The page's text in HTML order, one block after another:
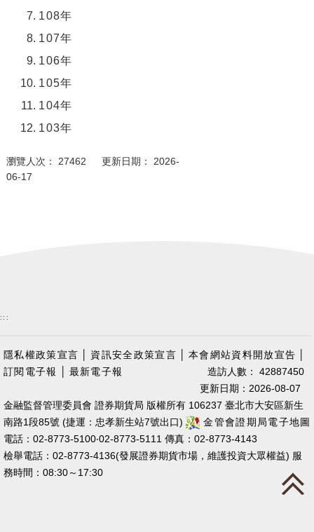
108年
107年
106年
105年
104年
103年
瀏覽人次： 27462 更新日期： 2026-
06-17
:::
隱私權政策宣言 資訊安全政策宣言 │本會網站資料開放宣告
訂閱電子報
最新電子報
造訪人數： 42887450
更新日期：2026-08-07
金融監督管理委員會 證券期貨局 版權所有 106237 臺北市大安區新生
南路1段85號 (捷運：忠孝新生站7號出口)
金管會證期局電子地圖
電話：02-8773-5100‧02-8773-5111 傳真：02-8773-4143
檢舉電話：02-8773-4136(發展證券期貨市場，維護投資大眾權益) 服
務時間：08:30～17:30